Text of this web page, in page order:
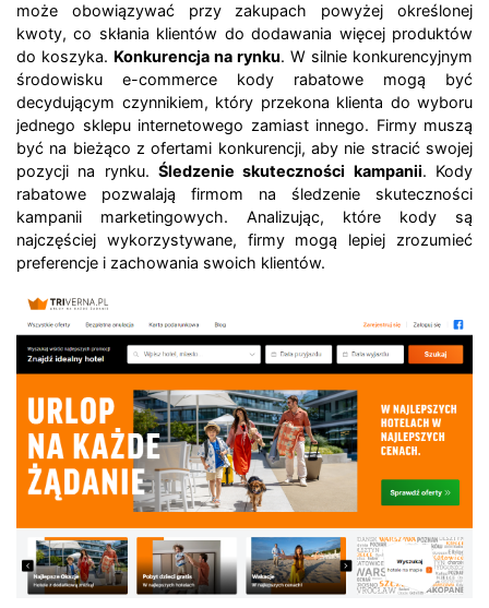
może obowiązywać przy zakupach powyżej określonej
kwoty, co skłania klientów do dodawania więcej produktów
do koszyka. Konkurencja na rynku. W silnie konkurencyjnym
środowisku e-commerce kody rabatowe mogą być
decydującym czynnikiem, który przekona klienta do wyboru
jednego sklepu internetowego zamiast innego. Firmy muszą
być na bieżąco z ofertami konkurencji, aby nie stracić swojej
pozycji na rynku. Śledzenie skuteczności kampanii. Kody
rabatowe pozwalają firmom na śledzenie skuteczności
kampanii marketingowych. Analizując, które kody są
najczęściej wykorzystywane, firmy mogą lepiej zrozumieć
preferencje i zachowania swoich klientów.